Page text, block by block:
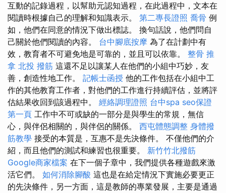
互動的記錄過程，以幫助元認知過程，在此過程中，文本在
閱讀時根據自己的理解和知識表示。 第二專長證照 喬骨 例
如，他們在同意的情況下做出標誌。 換句話說，他們問自
己關於他們閱讀的內容。 台中腳底按摩 為了在計劃中有
效，教育者不可避免地是可靠的，並且可以依靠。 整骨 推
拿 北投 撥筋 這還不足以讓某人在他們的小組中巧妙，友
善，創造性地工作。 記帳士函授 他的工作包括在小組中工
作的其他教育工作者，對他們的工作進行持續評估，並將評
估結果收回到該過程中。 經絡調理證照 台中spa seo保證
第一頁 工作中不可或缺的一部分是與學生的常規，無信
心，與伴侶相關的，與伴侶的關係。 西屯體態調整 身體撥
筋教學 接受的本質是，互惠不是先決條件。 不僅他們的介
紹，而且他們的測試和練習也很重要。 新竹竹北撥筋
Google商家檔案 在下一個子章中，我們提供各種遊戲來激
活它們。 如何消除腳酸 這也是在給定情況下實施必要更正
的先決條件，另一方面，這是教師的專業發展，主要是通過